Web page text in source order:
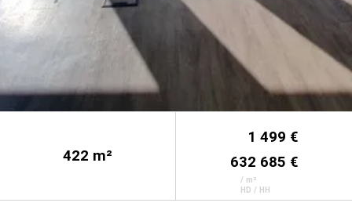
422 m²
1 499 €
632 685 €
/ m²
HD / HH